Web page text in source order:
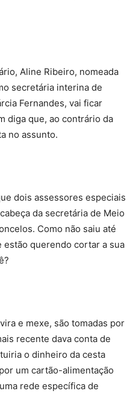
Aline Ribeiro, nomeada
secretária interina de
Fernandes, vai ficar
diga que, ao contrário da
no assunto.
dois assessores especiais
da secretária de Meio
Como não saiu até
estão querendo cortar a sua
e mexe, são tomadas por
recente dava conta de
o dinheiro da cesta
um cartão-alimentação
rede específica de